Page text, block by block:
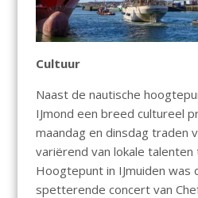
Cultuur
Naast de nautische
IJmond een breed cultureel
maandag en dinsdag traden
variërend van lokale talenten
Hoogtepunt in IJmuiden was
spetterende concert van